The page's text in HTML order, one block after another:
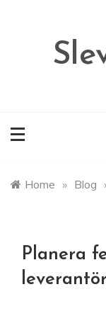
Home » Blog
Planera